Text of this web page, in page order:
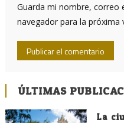
Guarda mi nombre, correo
navegador para la próxima
ÚLTIMAS
La